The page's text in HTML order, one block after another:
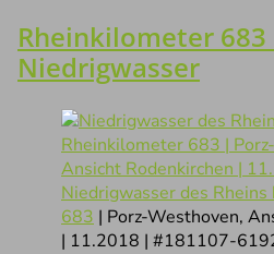
Rheinkilometer 683
Niedrigwasser
Niedrigwasser des
683 | Porz-Westhoven,
| 11.2018 | #181107-